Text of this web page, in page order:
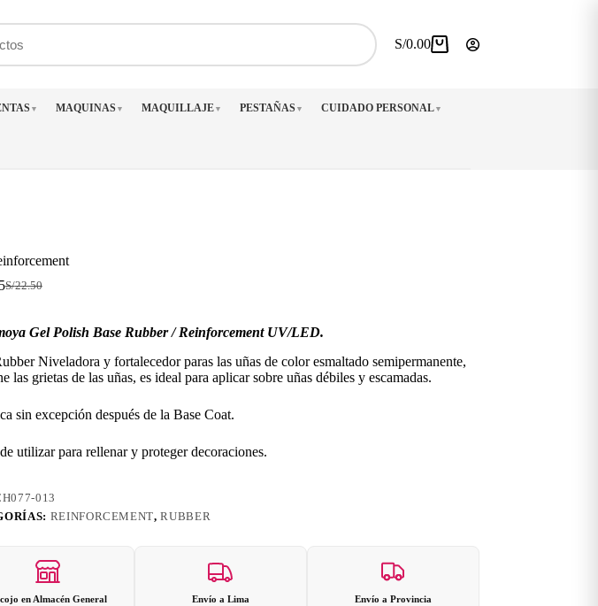
Carro
S/0.00
▼ MAQUINAS ▼ MAQUILLAJE ▼ PESTAÑAS ▼ CUIDADO PERSONAL ▼
S/22.50
El
original
era:
S/22.50.
El
actual
es:
S/20.25.
Gel Polish Base Rubber / Reinforcement UV/LED.
Niveladora y fortalecedor paras las uñas de color esmaltado semipermanente,
las grietas de las uñas, es ideal para aplicar sobre uñas débiles y escamadas.
sin excepción después de la Base Coat.
utilizar para rellenar y proteger decoraciones.
013
REINFORCEMENT,RUBBER
en Almacén General Envío a Lima Envío a Provincia